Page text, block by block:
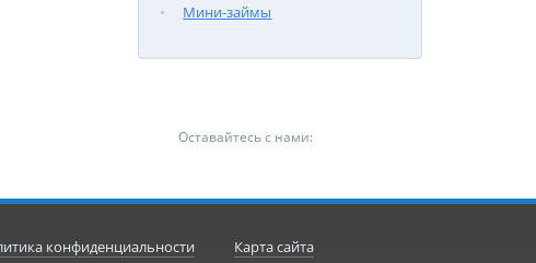
Мини-займы
Оставайтесь с нами:
конфиденциальности Карта сайта